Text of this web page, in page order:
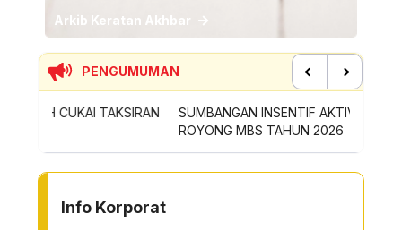
Arkib Keratan Akhbar
PENGUMUMAN
SUMBANGAN INSENTIF AKTIVITI GOTONG-
ROYONG MBS TAHUN 2026
Info Korporat